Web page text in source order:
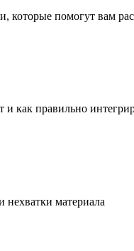
которые помогут вам
как правильно
нехватки материала